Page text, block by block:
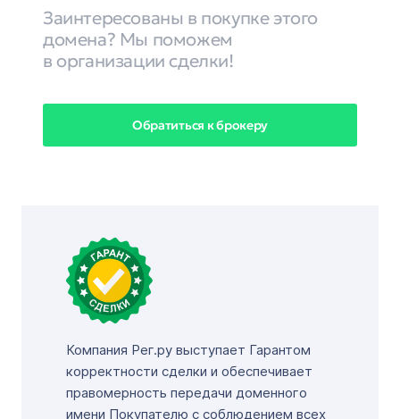
Заинтересованы в покупке этого
домена? Мы поможем
в организации сделки!
Обратиться к брокеру
Компания Рег.ру выступает Гарантом
корректности сделки и обеспечивает
правомерность передачи доменного
имени Покупателю с соблюдением всех